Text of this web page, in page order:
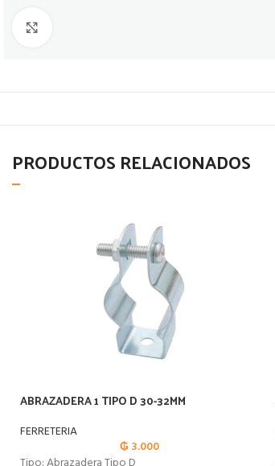
PRODUCTOS RELACIONADOS
ABRAZADERA 1 TIPO D 30-32MM
FERRETERIA
₲ 3.000